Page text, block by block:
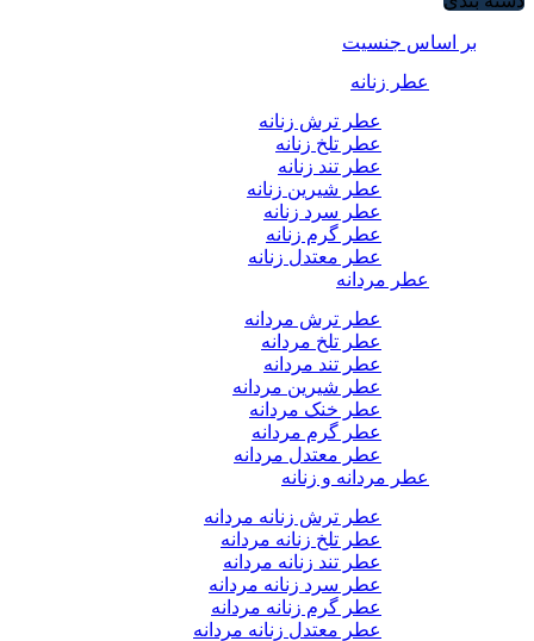
بر اساس جنسیت
عطر زنانه
عطر ترش زنانه
عطر تلخ زنانه
عطر تند زنانه
عطر شیرین زنانه
عطر سرد زنانه
عطر گرم زنانه
عطر معتدل زنانه
عطر مردانه
عطر ترش مردانه
عطر تلخ مردانه
عطر تند مردانه
عطر شیرین مردانه
عطر خنک مردانه
عطر گرم مردانه
عطر معتدل مردانه
عطر مردانه و زنانه
عطر ترش زنانه مردانه
عطر تلخ زنانه مردانه
عطر تند زنانه مردانه
عطر سرد زنانه مردانه
عطر گرم زنانه مردانه
عطر معتدل زنانه مردانه